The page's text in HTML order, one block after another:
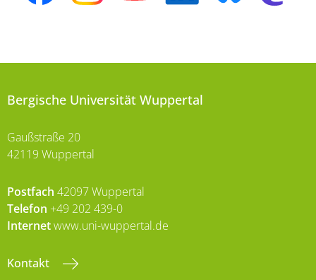
Bergische Universität Wuppertal
Gaußstraße 20
42119 Wuppertal
Postfach 42097 Wuppertal
Telefon +49 202 439-0
Internetwww.uni-wuppertal.de
Kontakt